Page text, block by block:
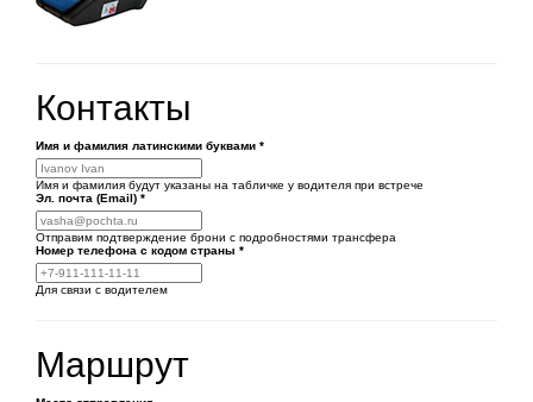
Контакты
Имя и фамилия латинскими буквами *
Имя и фамилия будут указаны на табличке у водителя при встрече
Эл. почта (Email) *
Отправим подтверждение брони с подробностями трансфера
Номер телефона с кодом страны *
Для связи с водителем
Маршрут